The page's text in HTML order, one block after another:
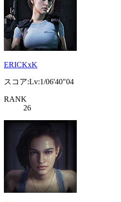
ERICKxK
スコア:Lv:1/06'40"04
RANK
26